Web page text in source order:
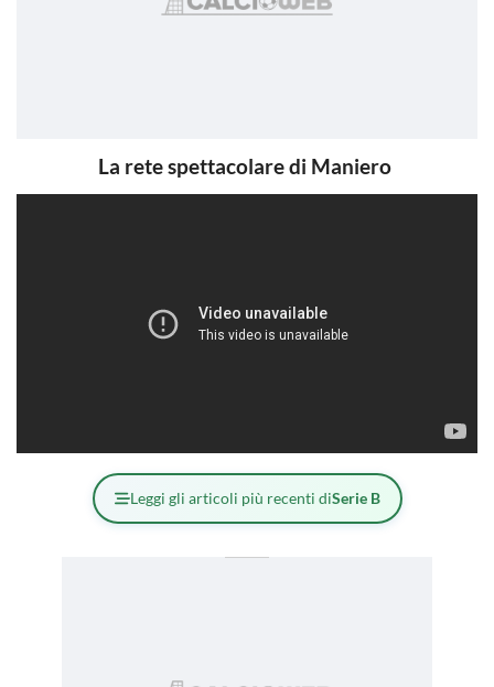
La rete spettacolare di Maniero
Leggi gli articoli più recenti diSerie B